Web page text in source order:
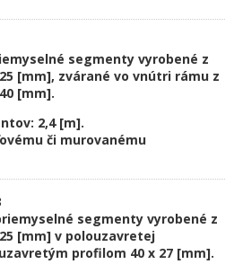
segmenty vyrobené z
[mm], zvárané vo vnútri rámu z
[mm].
2,4 [m].
či murovanému
segmenty vyrobené z
[mm] v polouzavretej
profilom 40 x 27 [mm].